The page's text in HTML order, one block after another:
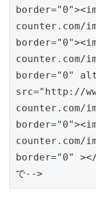
counter.com/
counter.com/
border="0"
src="http://
counter.com/
counter.com/
border="0"